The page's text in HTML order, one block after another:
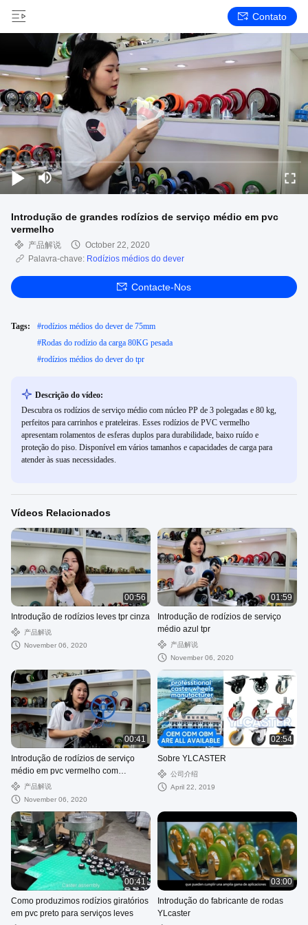
Contato
Introdução de grandes rodízios de serviço médio em pvc
vermelho
产品解说
October 22, 2020
Palavra-chave: Rodízios médios do dever
Contacte-Nos
Tags: #rodízios médios do dever de 75mm
#Rodas do rodízio da carga 80KG pesada
#rodízios médios do dever do tpr
Descrição do vídeo:
Descubra os rodízios de serviço médio com núcleo PP de 3 polegadas e 80 kg,
perfeitos para carrinhos e prateleiras. Esses rodízios de PVC vermelho
apresentam rolamentos de esferas duplos para durabilidade, baixo ruído e
proteção do piso. Disponível em vários tamanhos e capacidades de carga para
atender às suas necessidades.
Vídeos Relacionados
00:56
Introdução de rodízios leves tpr cinza
产品解说
November 06, 2020
01:59
Introdução de rodízios de serviço
médio azul tpr
产品解说
November 06, 2020
00:41
Introdução de rodízios de serviço
médio em pvc vermelho com
rolamento de esferas único
产品解说
November 06, 2020
02:54
Sobre YLCASTER
公司介绍
April 22, 2019
00:41
Como produzimos rodízios giratórios
em pvc preto para serviços leves
03:00
Introdução do fabricante de rodas
YLcaster